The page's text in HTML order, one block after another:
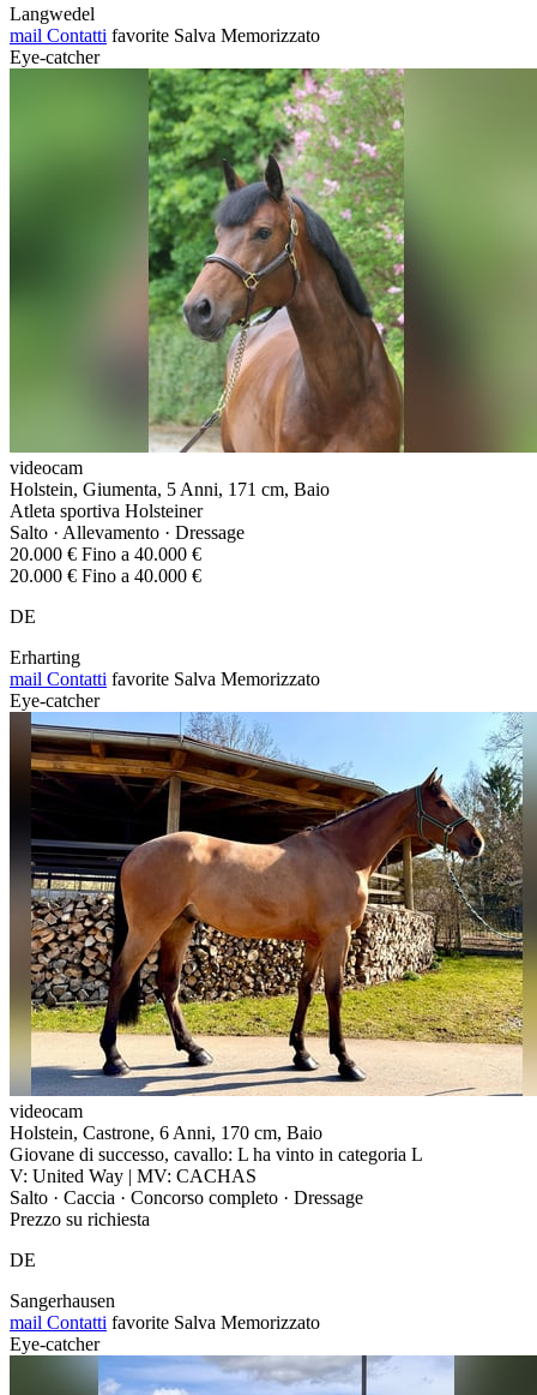
Langwedel
mail Contatti favorite Salva Memorizzato
Eye-catcher
videocam
Holstein, Giumenta, 5 Anni, 171 cm, Baio
Atleta sportiva Holsteiner
Salto · Allevamento · Dressage
20.000 € Fino a 40.000 €
20.000 € Fino a 40.000 €
DE
Erharting
mail Contatti favorite Salva Memorizzato
Eye-catcher
videocam
Holstein, Castrone, 6 Anni, 170 cm, Baio
Giovane di successo, cavallo: L ha vinto in categoria L
V: United Way | MV: CACHAS
Salto · Caccia · Concorso completo · Dressage
Prezzo su richiesta
DE
Sangerhausen
mail Contatti favorite Salva Memorizzato
Eye-catcher